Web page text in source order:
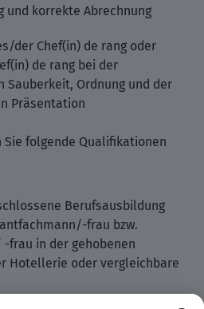
und korrekte Abrechnung
der Chef(in) de rang oder
de rang bei der
Sauberkeit, Ordnung und der
Präsentation
Sie folgende Qualifikationen
Berufsausbildung
frau bzw.
frau in der gehobenen
Hotellerie oder vergleichbare